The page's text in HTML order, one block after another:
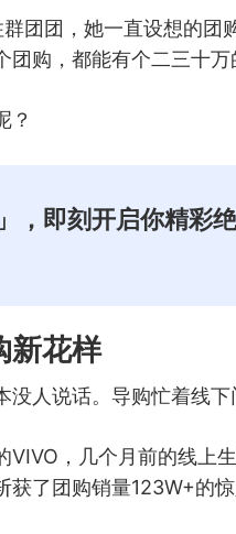
团团，她一直设想的团
购，都能有个二三十万
？
，即刻开启你精彩
新花样
没人说话。导购忙着线
VIVO，几个月前的线上
了团购销量123W+的惊